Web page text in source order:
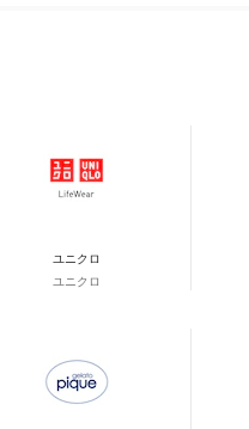
ユニクロ
ユニクロ